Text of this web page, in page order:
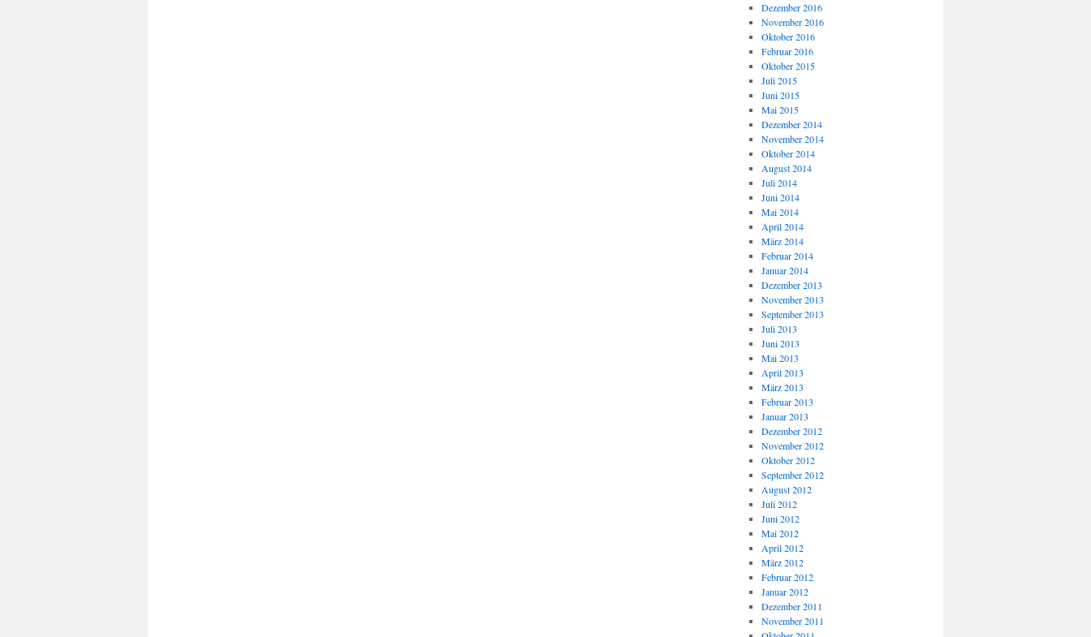
Dezember 2016
November 2016
Oktober 2016
Februar 2016
Oktober 2015
Juli 2015
Juni 2015
Mai 2015
Dezember 2014
November 2014
Oktober 2014
August 2014
Juli 2014
Juni 2014
Mai 2014
April 2014
März 2014
Februar 2014
Januar 2014
Dezember 2013
November 2013
September 2013
Juli 2013
Juni 2013
Mai 2013
April 2013
März 2013
Februar 2013
Januar 2013
Dezember 2012
November 2012
Oktober 2012
September 2012
August 2012
Juli 2012
Juni 2012
Mai 2012
April 2012
März 2012
Februar 2012
Januar 2012
Dezember 2011
November 2011